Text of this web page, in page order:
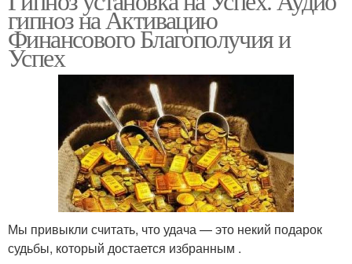
гипноз на Активацию
Финансового Благополучия и
Успех
Мы привыкли считать, что удача — это некий подарок
судьбы, который достается избранным .